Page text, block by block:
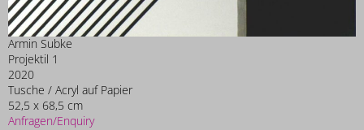
Armin Subke
Projektil 1
2020
Tusche / Acryl auf Papier
52,5 x 68,5 cm
Anfragen/Enquiry